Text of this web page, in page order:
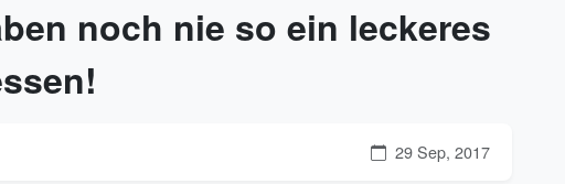
noch nie so ein leckeres
29 Sep, 2017